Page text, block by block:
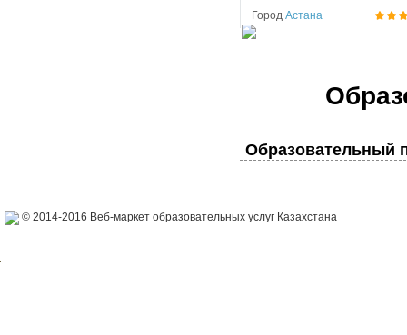
Город Астана
Образовательный
© 2014-2016 Веб-маркет образовательных услуг Казахстана